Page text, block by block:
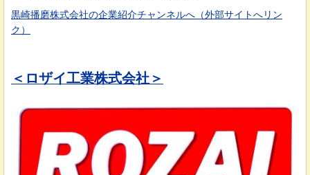
黒崎播磨株式会社の企業紹介チャンネルへ（外部サイトへリン
ク）
＜ロザイ工業株式会社＞